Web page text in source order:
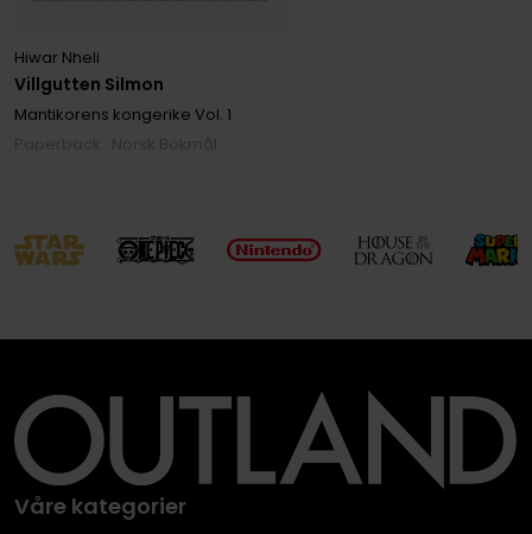
Villgutten Silmon
Hiwar Nheli
Mantikorens kongerike Vol. 1
Våre kategorier